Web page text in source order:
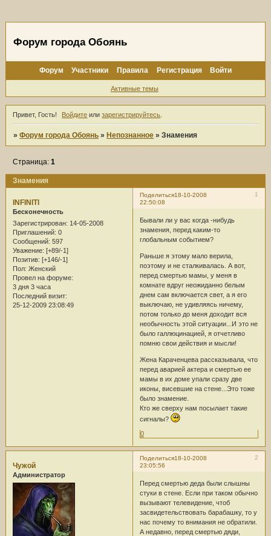
Форум города Обоянь
Форум Участники Правила Регистрация Войти
Активные темы
Привет, Гость! Войдите илизарегистрируйтесь
»Форум города Обоянь » Непознанное »Знамения
Знамения
Страница:1
Поделиться 1
18-10-2008
22:50:08
INFINITI
Бесконечность
Зарегистрирован: 14-05-2008
Приглашений: 0
Сообщений: 597
Уважение: [+89/-1]
Позитив: [+146/-1]
Пол: Женский
Провел на форуме:
3 дня 3 часа
Последний визит:
25-12-2009 23:08:49
Бывали ли у вас когда -нибудь
знамения, перед каким-то
глобальным событием?
Раньше я этому мало верила,
поэтому и не сталкивалась. А вот,
перед смертью мамы, у меня в
комнате вдруг неожиданно белым
днем сам включается свет, а я его
выключаю, не удивляясь ничему,
потом только до меня доходит вся
необычность этой ситуации...И это не
было галлюцинацией, я отчетливо
помню свои действия и мысли!
Жена Караченцева рассказывала, что
перед аварией актера и смертью ее
мамы в их доме упали сразу две
иконы, висевшие на стене...Это тоже
было знамение.
Кто же сверху нам посылает такие
сигналы?
0
Поделиться 2
18-10-2008
23:05:56
Чужой
Администратор
Перед смертью деда были слышны
стуки в стене. Если при таком обычно
вызывают телевидение, чтоб
засвидетельствовать барабашку, то у
нас почему то внимания не обратили.
А недавно, перед смертью дяди,